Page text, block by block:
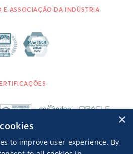
E ASSOCIAÇÃO DA INDÚSTRIA
×
to improve user experience. By